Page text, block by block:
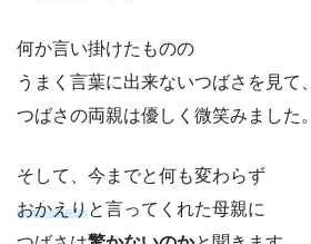
何か言い掛けたものの
うまく言葉に出来ないつばさを見て、
つばさの両親は優しく微笑みました。
そして、今までと何も変わらず
おかえりと言ってくれた母親に